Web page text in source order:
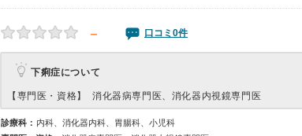
－ 口コミ0件
下痢症について
【専門医・資格】 消化器病専門医、消化器内視鏡専門医
診療科： 内科、消化器内科、胃腸科、小児科